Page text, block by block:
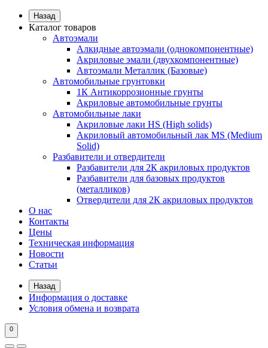
Назад
Каталог товаров
Автоэмали
Алкидные автоэмали (однокомпонентные)
Акриловые эмали (двухкомпонентные)
Автоэмали Металлик (Базовые)
Автомобильные грунтовки
1К Антикоррозионные грунты
Акриловые автомобильные грунты
Автомобильные лаки
Акриловые лаки HS (High solids)
Акриловый автомобильный лак MS (Medium
Solid)
Разбавители и отвердители
Разбавители для 2К акриловых продуктов
Разбавители для базовых продуктов
(металликов)
Отвердители для 2К акриловых продуктов
О нас
Контакты
Цены
Техническая информация
Новости
Статьи
Назад
Информация о доставке
Условия обмена и возврата
0